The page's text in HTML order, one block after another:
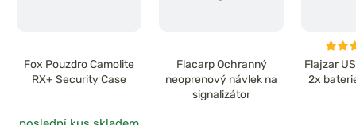
Fox Pouzdro Camolite
RX+ Security Case
Flacarp Ochranný
neoprenový návlek na
signalizátor
Flajzar
2x